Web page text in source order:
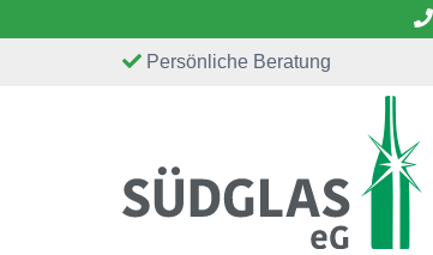
Persönliche Beratung